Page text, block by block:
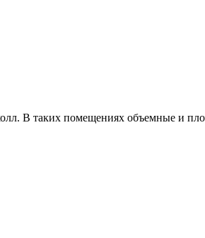
В таких помещениях объемные и